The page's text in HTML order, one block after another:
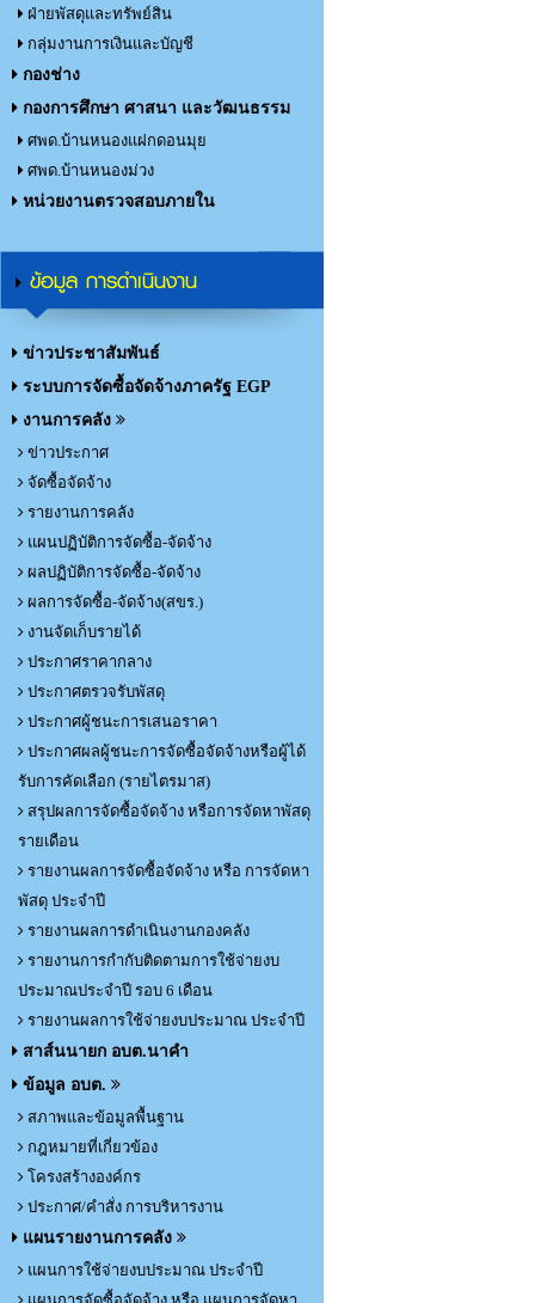
ฝ่ายพัสดุและทรัพย์สิน
กลุ่มงานการเงินและบัญชี
กองช่าง
กองการศึกษา ศาสนา และวัฒนธรรม
ศพด.บ้านหนองแฝกดอนมุย
ศพด.บ้านหนองม่วง
หน่วยงานตรวจสอบภายใน
ข้อมูล การดำเนินงาน
ข่าวประชาสัมพันธ์
ระบบการจัดซื้อจัดจ้างภาครัฐ EGP
งานการคลัง
ข่าวประกาศ
จัดซื้อจัดจ้าง
รายงานการคลัง
แผนปฏิบัติการจัดซื้อ-จัดจ้าง
ผลปฏิบัติการจัดซื้อ-จัดจ้าง
ผลการจัดซื้อ-จัดจ้าง(สขร.)
งานจัดเก็บรายได้
ประกาศราคากลาง
ประกาศตรวจรับพัสดุ
ประกาศผู้ชนะการเสนอราคา
ประกาศผลผู้ชนะการจัดซื้อจัดจ้างหรือผู้ได้
รับการคัดเลือก (รายไตรมาส)
สรุปผลการจัดซื้อจัดจ้าง หรือการจัดหาพัสดุ
รายเดือน
รายงานผลการจัดซื้อจัดจ้าง หรือ การจัดหา
พัสดุ ประจำปี
รายงานผลการดำเนินงานกองคลัง
รายงานการกำกับติดตามการใช้จ่ายงบ
ประมาณประจำปี รอบ 6 เดือน
รายงานผลการใช้จ่ายงบประมาณ ประจำปี
สาส์นนายก อบต.นาคำ
ข้อมูล อบต.
สภาพและข้อมูลพื้นฐาน
กฎหมายที่เกี่ยวข้อง
โครงสร้างองค์กร
ประกาศ/คำสั่ง การบริหารงาน
แผนรายงานการคลัง
แผนการใช้จ่ายงบประมาณ ประจำปี